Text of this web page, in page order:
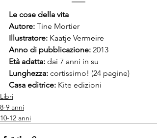
Le cose della vita
Autore: Tine Mortier
Illustratore: Kaatje Vermeire
Anno di pubblicazione: 2013
Età adatta: dai 7 anni in su
Lunghezza: cortissimo! (24 pagine)
Casa editrice: Kite edizioni
Libri
8-9 anni
10-12 anni